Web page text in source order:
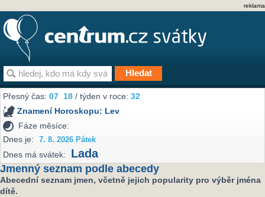
reklama
Přesný čas:07 18 / týden v roce:32
Znamení Horoskopu: Lev
Fáze měsíce:
Dnes je:
7. 8. 2026 Pátek
Dnes má svátek: Lada
Jmenný seznam podle abecedy
Abecední seznam jmen, včetně jejich popularity pro výběr jména
dítě.